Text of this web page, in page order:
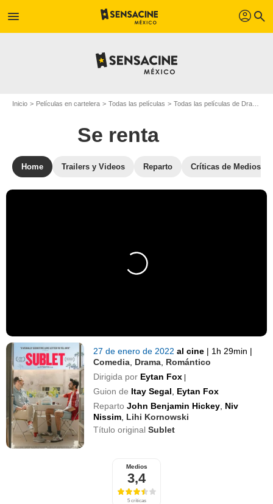
menu profil search
Inicio Películas en cartelera Todas las películas Todas las películas de Drama
Se renta
Home Trailers y Videos Reparto Críticas de Medios
27 de enero de 2022al cine | 1h 29min |
Comedia Drama Romántico
Dirigida por Eytan Fox |
Guion de Itay Segal
Eytan Fox
Reparto John Benjamin Hickey Niv
Nissim Lihi Kornowski
Título originalSublet
Medios
3,4
5 críticas